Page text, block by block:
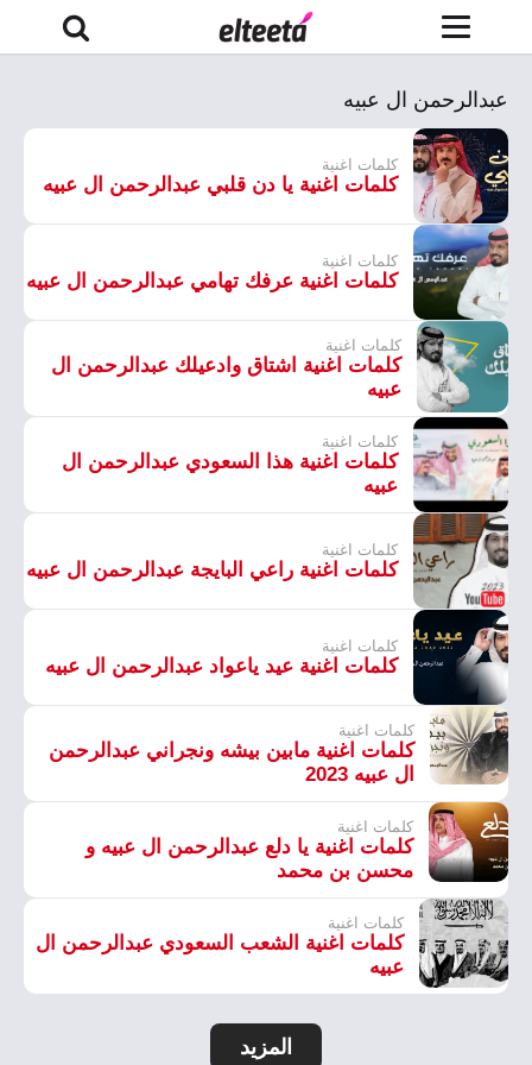
عبدالرحمن ال عبيه
كلمات اغنية
كلمات اغنية يا دن قلبي عبدالرحمن ال عبيه
كلمات اغنية
كلمات اغنية عرفك تهامي عبدالرحمن ال عبيه
كلمات اغنية
كلمات اغنية اشتاق وادعيلك عبدالرحمن ال
عبيه
كلمات اغنية
كلمات اغنية هذا السعودي عبدالرحمن ال
عبيه
كلمات اغنية
كلمات اغنية راعي البايجة عبدالرحمن ال عبيه
كلمات اغنية
كلمات اغنية عيد ياعواد عبدالرحمن ال عبيه
كلمات اغنية
كلمات اغنية مابين بيشه ونجراني عبدالرحمن
ال عبيه 2023
كلمات اغنية
كلمات اغنية يا دلع عبدالرحمن ال عبيه و
محسن بن محمد
كلمات اغنية
كلمات اغنية الشعب السعودي عبدالرحمن ال
عبيه
المزيد